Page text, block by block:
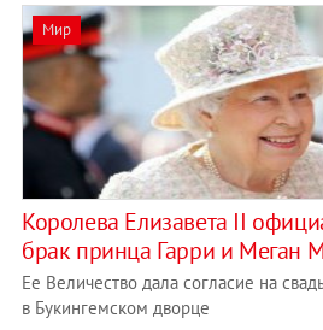
Мир
Королева Елизавета II
брак принца Гарри и Меган
Ее Величество дала согласие на
в Букингемском дворце